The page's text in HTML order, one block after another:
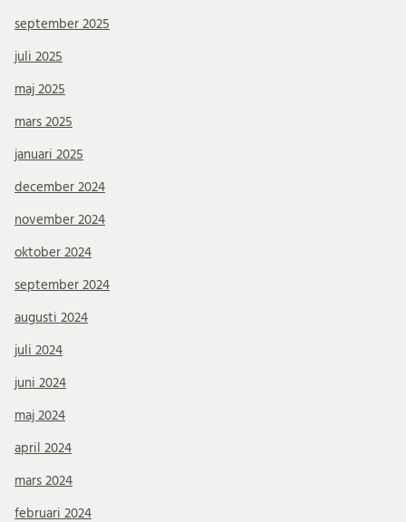
september 2025
juli 2025
maj 2025
mars 2025
januari 2025
december 2024
november 2024
oktober 2024
september 2024
augusti 2024
juli 2024
juni 2024
maj 2024
april 2024
mars 2024
februari 2024